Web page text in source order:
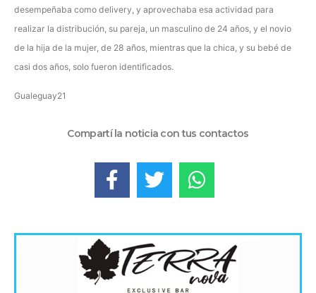
desempeñaba como delivery, y aprovechaba esa actividad para
realizar la distribución, su pareja, un masculino de 24 años, y el novio
de la hija de la mujer, de 28 años, mientras que la chica, y su bebé de
casi dos años, solo fueron identificados.
Gualeguay21
Compartí la noticia con tus contactos